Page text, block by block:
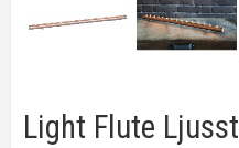
Light Flute